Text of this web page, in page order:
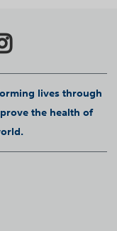
lives through
the health of